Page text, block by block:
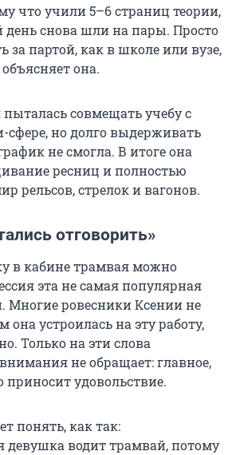
что учили 5–6 страниц теории,
снова шли на пары. Просто
за партой, как в школе или вузе,
она.
совмещать учебу с
сфере, но долго выдерживать
не смогла. В итоге она
ресниц и полностью
рельсов, стрелок и вагонов.
отговорить»
в кабине трамвая можно
эта не самая популярная
Многие ровесники Ксении не
устроилась на эту работу,
Только на эти слова
не обращает: главное,
приносит удовольствие.
понять, как так:
девушка водит трамвай, потому